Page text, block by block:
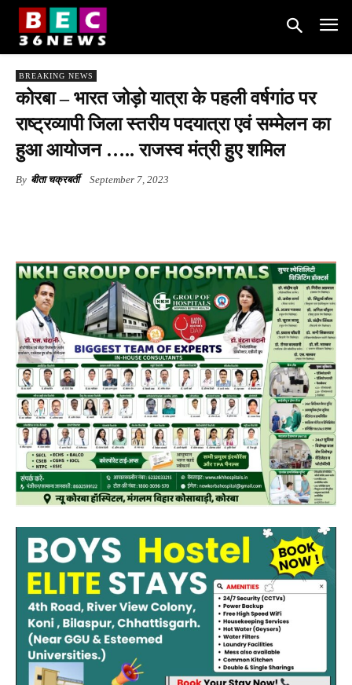
BREAKING NEWS
कोरबा – भारत जोड़ो यात्रा के पहली वर्षगांठ पर
राष्ट्रव्यापी जिला स्तरीय पदयात्रा एवं सम्मेलन का
हुआ आयोजन ….. राजस्व मंत्री हुए शमिल
By बीता चक्रबर्ती September 7, 2023